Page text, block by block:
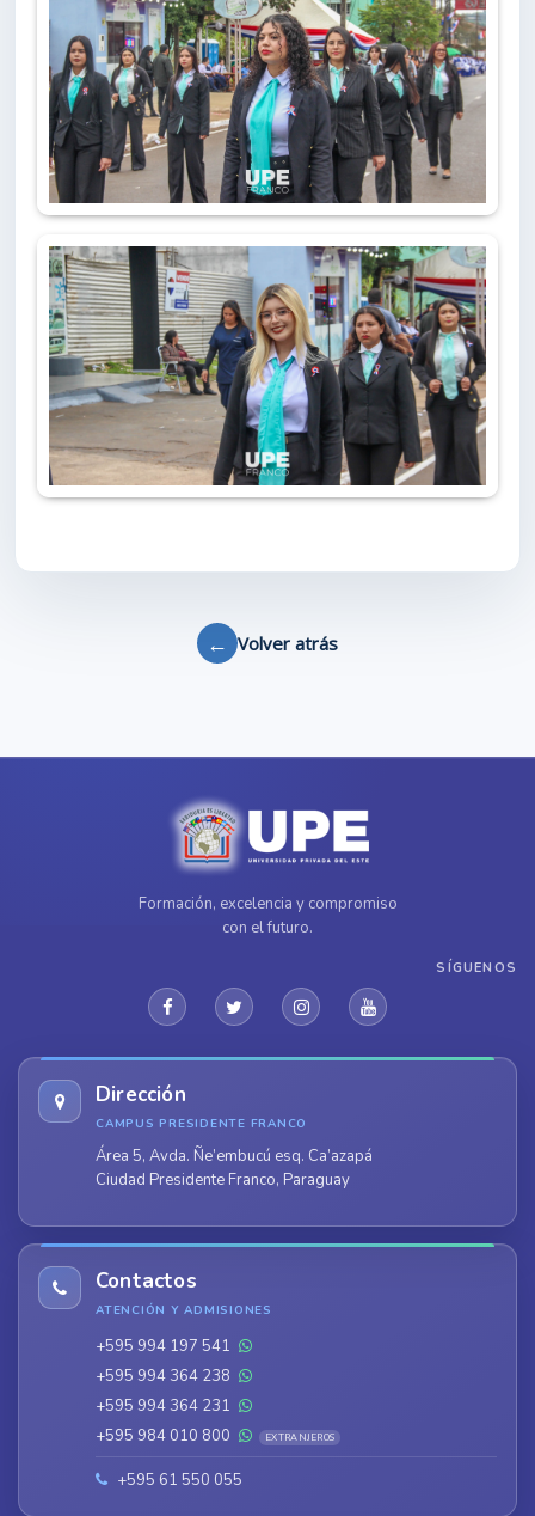
← Volver atrás
Formación, excelencia y compromiso
con el futuro.
SÍGUENOS
Dirección
CAMPUS PRESIDENTE FRANCO
Área 5, Avda. Ñe’embucú esq. Ca’azapá
Ciudad Presidente Franco, Paraguay
Contactos
ATENCIÓN Y ADMISIONES
+595 994 197 541
+595 994 364 238
+595 994 364 231
+595 984 010 800
EXTRANJEROS
+595 61 550 055